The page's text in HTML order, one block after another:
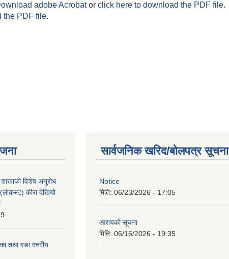
adobe Acrobator click here to download the PDF file.
the PDF file.
विशेष अनुराेध
कीरा देखियाे
तथा वडा स्तरीय
सार्वजनिक खरिद/बोलपत्र सूचना
Notice
मिति: 06/23/2026 - 17:05
आशयको सूचना
मिति: 06/16/2026 - 19:35